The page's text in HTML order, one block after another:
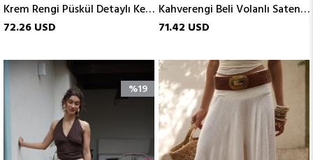
Krem Rengi Püskül Detaylı Keten Pantolon
72.26 USD
Kahverengi Beli Volanlı Saten Pantolon
71.42 USD
%19